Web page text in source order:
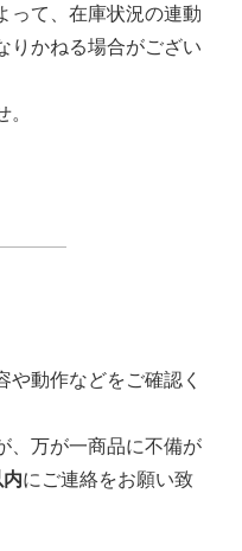
って、在庫状況の連動
りかねる場合がござい
動作などをご確認く
、万が一商品に不備が
にご連絡をお願い致